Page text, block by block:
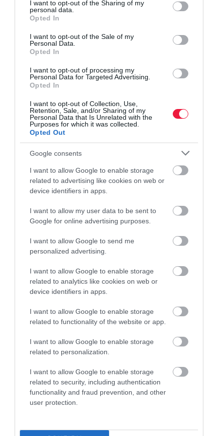
not limited to your visit or usage behaviour. You may click to
grant or deny consent to Google and its third-party tags to
use your data for below specified purposes in below Google
consent section.
I want to opt-out of the Sharing of my
personal data.
Opted In
I want to opt-out of the Sale of my
Personal Data.
Opted In
I want to opt-out of processing my
Personal Data for Targeted Advertising.
Opted In
I want to opt-out of Collection, Use,
Retention, Sale, and/or Sharing of my
Personal Data that Is Unrelated with the
Purposes for which it was collected.
Opted Out
Google consents
I want to allow Google to enable storage
related to advertising like cookies on web or
device identifiers in apps.
I want to allow my user data to be sent to
Google for online advertising purposes.
I want to allow Google to send me
personalized advertising.
I want to allow Google to enable storage
related to analytics like cookies on web or
device identifiers in apps.
I want to allow Google to enable storage
related to functionality of the website or app.
I want to allow Google to enable storage
related to personalization.
I want to allow Google to enable storage
related to security, including authentication
functionality and fraud prevention, and other
user protection.
várakozások
szerint a
következő
évtizedben is
hasonlóképpen
gyarapodhat. Az
OTP Agrár
legutóbbi…
és egy hízólúd
vírus jelenlétét
igazolta a
cserben hagyja
és csak külföldre
fog szállítani. A
reagált a cég. A…
beleszállt a
Aldi, a Lidl, a
Spar és a
kapott
szabályozni, meg
kell szüntetni az
importfüggőséget
Lázár János
üdvözli, hogy
NÖVÉNYTERMESZTÉS
Magyarország
borairól! Ma
meg is
őket
Vince Díjat a
szakma
legkiválóbb
szereplőinek. A
mellett a
INNOVÁCIÓ
egymillió
fukusimai
vizet engedne
óceánba
A 2011-es
fukusimai
után a helyi
gazdálkodóknak
kilenc évet kellett
piacképesek